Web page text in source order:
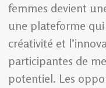
femmes devient
une plateforme
créativité et
participantes de
potentiel. Les